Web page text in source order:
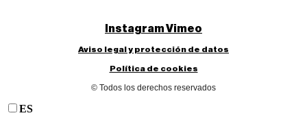
InstagramVimeo
Aviso legal y protección de datos
Política de cookies
© Todos los derechos reservados
ES